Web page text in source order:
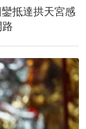
抵達拱天宮感